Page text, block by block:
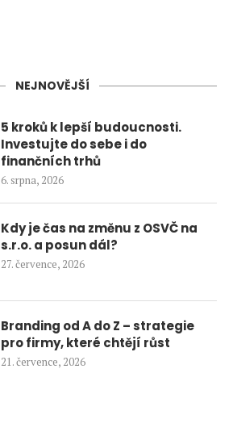
NEJNOVĚJŠÍ
5 kroků k lepší budoucnosti.
Investujte do sebe i do
finančních trhů
6. srpna, 2026
Kdy je čas na změnu z OSVČ na
s.r.o. a posun dál?
27. července, 2026
Branding od A do Z – strategie
pro firmy, které chtějí růst
21. července, 2026